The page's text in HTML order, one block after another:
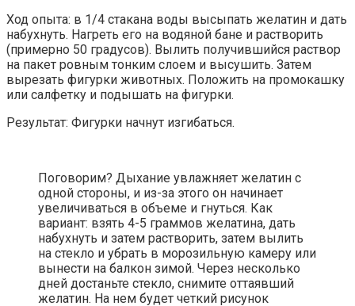
Ход опыта: в 1/4 стакана воды высыпать желатин и дать
набухнуть. Нагреть его на водяной бане и растворить
(примерно 50 градусов). Вылить получившийся раствор
на пакет ровным тонким слоем и высушить. Затем
вырезать фигурки животных. Положить на промокашку
или салфетку и подышать на фигурки.
Результат: Фигурки начнут изгибаться.
Поговорим? Дыхание увлажняет желатин с
одной стороны, и из-за этого он начинает
увеличиваться в объеме и гнуться. Как
вариант: взять 4-5 граммов желатина, дать
набухнуть и затем растворить, затем вылить
на стекло и убрать в морозильную камеру или
вынести на балкон зимой. Через несколько
дней достаньте стекло, снимите оттаявший
желатин. На нем будет четкий рисунок